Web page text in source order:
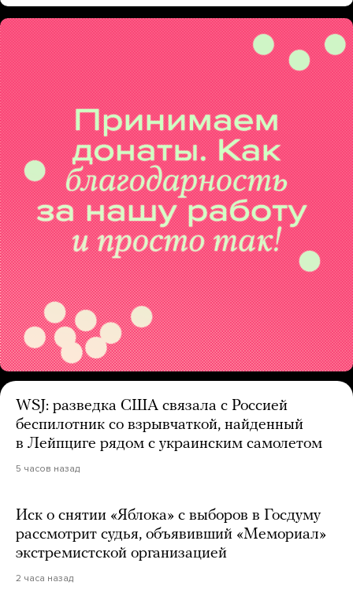
WSJ: разведка США связала с Россией
беспилотник со взрывчаткой, найденный
в Лейпциге рядом с украинским самолетом
5 часов назад
Иск о снятии «Яблока» с выборов в Госдуму
рассмотрит судья, объявивший «Мемориал»
экстремистской организацией
2 часа назад